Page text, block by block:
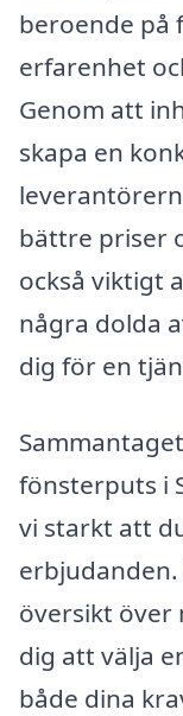
beroende på
erfarenhet
Genom att
skapa en
bättre priser
också viktigt
några dolda
dig för en
fönsterputs i
vi starkt att
översikt över
dig att välja
både dina